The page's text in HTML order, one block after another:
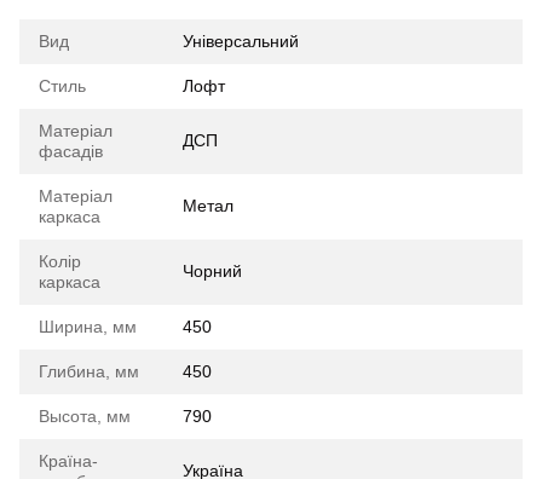
Вид Універсальний
Стиль Лофт
Матеріал
фасадів
ДСП
Матеріал
каркаса
Метал
Колір
каркаса
Чорний
Ширина, мм 450
Глибина, мм 450
Высота, мм 790
Країна-
Україна